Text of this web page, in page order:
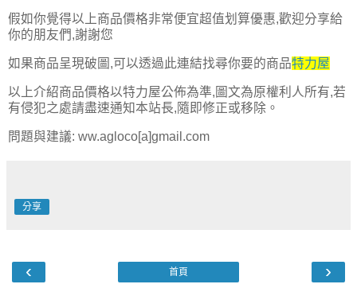
假如你覺得以上商品價格非常便宜超值划算優惠,歡迎分享給
你的朋友們,謝謝您
如果商品呈現破圖,可以透過此連結找尋你要的商品特力屋
以上介紹商品價格以特力屋公佈為準,圖文為原權利人所有,若
有侵犯之處請盡速通知本站長,隨即修正或移除。
問題與建議: ww.agloco[a]gmail.com
分享
‹ ›
首頁